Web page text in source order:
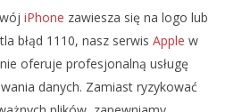
iPhone zawiesza się na logo lub
błąd 1110, nasz serwis Apple w
oferuje profesjonalną usługę
danych. Zamiast ryzykować